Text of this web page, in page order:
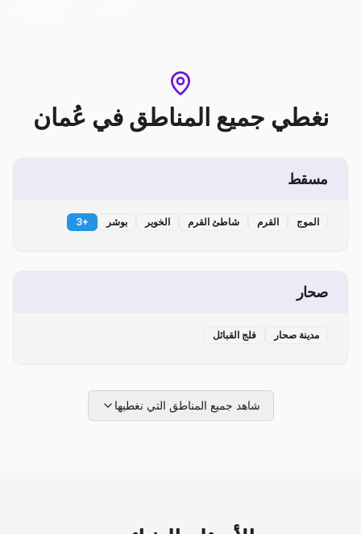
نغطي جميع المناطق في عُمان
مسقط
الموج القرم شاطئ القرم الخوير بوشر +
3
صحار
مدينة صحار فلج القبائل
شاهد جميع المناطق التي نغطيها